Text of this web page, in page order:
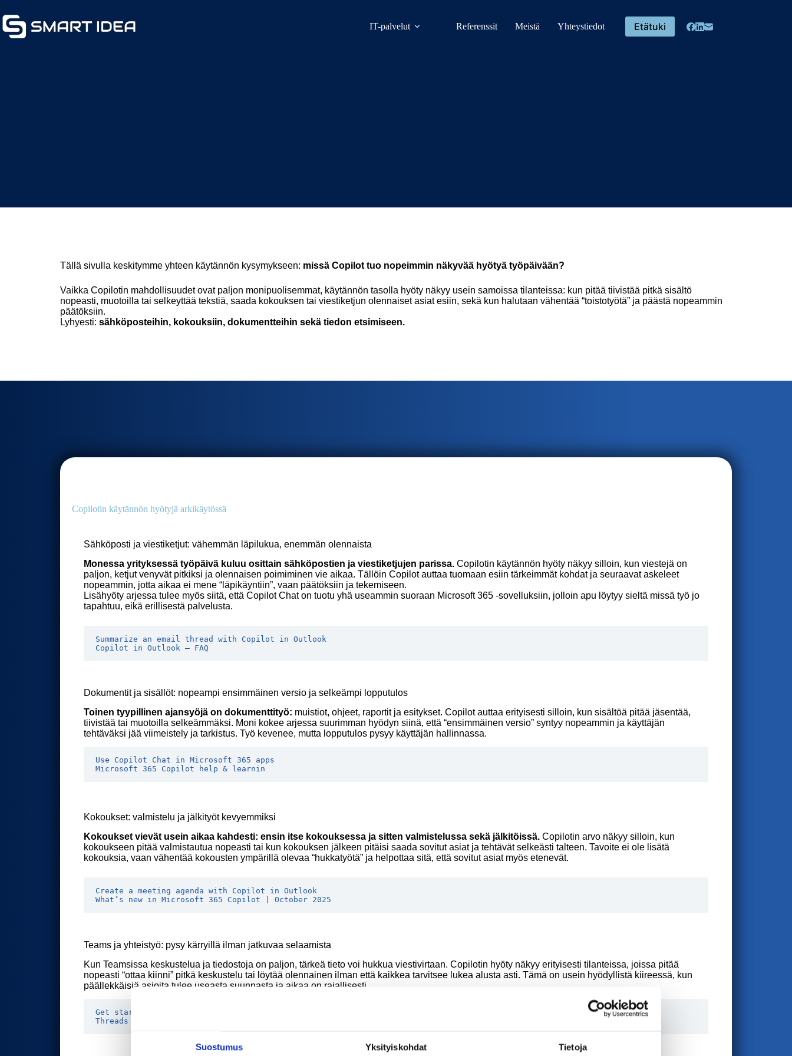
Suostumus Yksityiskohdat Tietoja
IT-palvelut Referenssit Meistä Yhteystiedot Etätuki
Copilot – Copilot työn arjessa
Tällä sivulla keskitymme yhteen käytännön kysymykseen: missä Copilot tuo nopeimmin näkyvää hyötyä työpäivään?
Vaikka Copilotin mahdollisuudet ovat paljon monipuolisemmat, käytännön tasolla hyöty näkyy usein samoissa tilanteissa: kun pitää tiivistää pitkä sisältö
nopeasti, muotoilla tai selkeyttää tekstiä, saada kokouksen tai viestiketjun olennaiset asiat esiin, sekä kun halutaan vähentää “toistotyötä” ja päästä nopeammin
päätöksiin.
Lyhyesti: sähköposteihin, kokouksiin, dokumentteihin sekä tiedon etsimiseen.
Copilotin käytännön hyötyjä arkikäytössä
Sähköposti ja viestiketjut: vähemmän läpilukua, enemmän olennaista
Monessa yrityksessä työpäivä kuluu osittain sähköpostien ja viestiketjujen parissa. Copilotin käytännön hyöty näkyy silloin, kun viestejä on
paljon, ketjut venyvät pitkiksi ja olennaisen poimiminen vie aikaa. Tällöin Copilot auttaa tuomaan esiin tärkeimmät kohdat ja seuraavat askeleet
nopeammin, jotta aikaa ei mene “läpikäyntiin”, vaan päätöksiin ja tekemiseen.
Lisähyöty arjessa tulee myös siitä, että Copilot Chat on tuotu yhä useammin suoraan Microsoft 365 -sovelluksiin, jolloin apu löytyy sieltä missä työ jo
tapahtuu, eikä erillisestä palvelusta.
Summarize an email thread with Copilot in Outlook
Copilot in Outlook – FAQ
Dokumentit ja sisällöt: nopeampi ensimmäinen versio ja selkeämpi lopputulos
Toinen tyypillinen ajansyöjä on dokumenttityö: muistiot, ohjeet, raportit ja esitykset. Copilot auttaa erityisesti silloin, kun sisältöä pitää jäsentää,
tiivistää tai muotoilla selkeämmäksi. Moni kokee arjessa suurimman hyödyn siinä, että “ensimmäinen versio” syntyy nopeammin ja käyttäjän
tehtäväksi jää viimeistely ja tarkistus. Työ kevenee, mutta lopputulos pysyy käyttäjän hallinnassa.
Use Copilot Chat in Microsoft 365 apps
Microsoft 365 Copilot help & learnin
Kokoukset: valmistelu ja jälkityöt kevyemmiksi
Kokoukset vievät usein aikaa kahdesti: ensin itse kokouksessa ja sitten valmistelussa sekä jälkitöissä. Copilotin arvo näkyy silloin, kun
kokoukseen pitää valmistautua nopeasti tai kun kokouksen jälkeen pitäisi saada sovitut asiat ja tehtävät selkeästi talteen. Tavoite ei ole lisätä
kokouksia, vaan vähentää kokousten ympärillä olevaa “hukkatyötä” ja helpottaa sitä, että sovitut asiat myös etenevät.
Create a meeting agenda with Copilot in Outlook
What’s new in Microsoft 365 Copilot | October 2025
Teams ja yhteistyö: pysy kärryillä ilman jatkuvaa selaamista
Kun Teamsissa keskustelua ja tiedostoja on paljon, tärkeä tieto voi hukkua viestivirtaan. Copilotin hyöty näkyy erityisesti tilanteissa, joissa pitää
nopeasti “ottaa kiinni” pitkä keskustelu tai löytää olennainen ilman että kaikkea tarvitsee lukea alusta asti. Tämä on usein hyödyllistä kiireessä, kun
päällekkäisiä asioita tulee useasta suunnasta ja aikaa on rajallisesti.
Get started with Microsoft 365 Copilot Chat in Teams
Threads in Teams channels + thread summarization with Copilot